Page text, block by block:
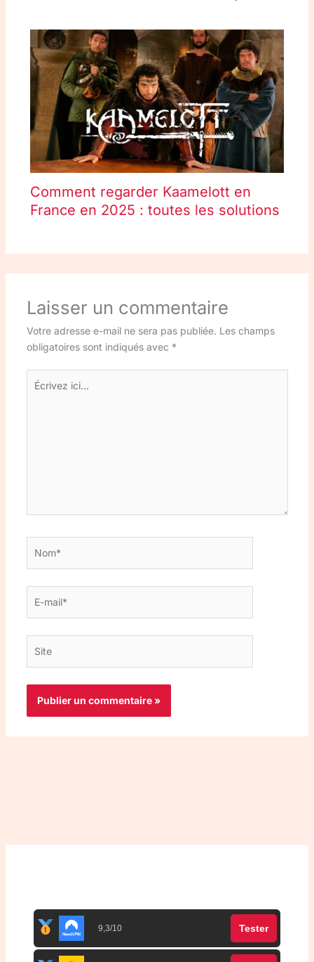
Comment regarder Kaamelott en
France en 2025 : toutes les solutions
Laisser un commentaire
Votre adresse e-mail ne sera pas publiée. Les champs
obligatoires sont indiqués avec *
Écrivez
ici…
mail*
9,3/10 Tester